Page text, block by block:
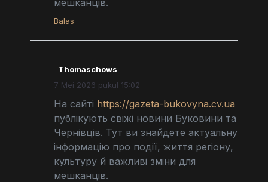
Balas
Thomaschows
7 Mei 2026 pukul 15:02
На сайті https://gazeta-bukovyna.cv.ua
публікують свіжі новини Буковини та
Чернівців. Тут ви знайдете актуальну
інформацію про події, життя регіону,
культуру й важливі зміни для
мешканців.